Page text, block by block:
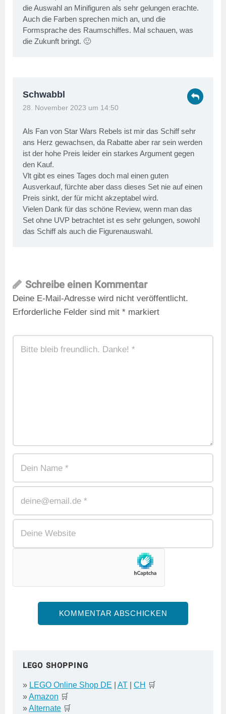
die Auswahl an Minifiguren als sehr gelungen erachte.
Auch die Farben sprechen mich an, und die
Formsprache des Raumschiffes. Mal schauen, was
die Zukunft bringt. 🙂
Schwabbl
28. November 2023 um 14:50
Als Fan von Star Wars Rebels ist mir das Schiff sehr
ans Herz gewachsen, da Rabatte aber rar sein werden
ist der hohe Preis leider ein starkes Argument gegen
den Kauf.
Vlt gibt es eines Tages doch mal einen guten
Ausverkauf, fürchte aber dass dieses Set nie auf einen
Preis sinkt, der für micht akzeptabel wird.
Vielen Dank für das schöne Review, wenn man das
Set ohne UVP betrachtet ist es sehr gelungen, sowohl
das Schiff als auch die Figurenauswahl.
Schreibe einen Kommentar
Deine E-Mail-Adresse wird nicht veröffentlicht.
Erforderliche Felder sind mit * markiert
LEGO SHOPPING
» LEGO Online Shop DE AT CH 🛒
»Amazon 🛒
»Alternate 🛒